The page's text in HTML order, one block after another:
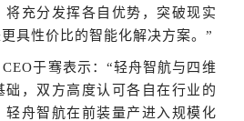
将充分发挥各自优势，突破现实
具性价比的智能化解决方案。”
于骞表示：“轻舟智航与四维
础，双方高度认可各自在行业的
轻舟智航在前装量产进入规模化